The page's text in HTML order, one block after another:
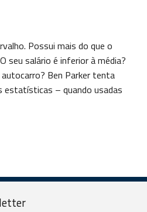
Possui mais do que o
seu salário é inferior à média?
Ben Parker tenta
estatísticas – quando usadas